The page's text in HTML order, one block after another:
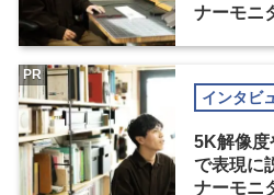
ナーモニ
インタビ
5K解像度
で表現に
ナーモニ
PR